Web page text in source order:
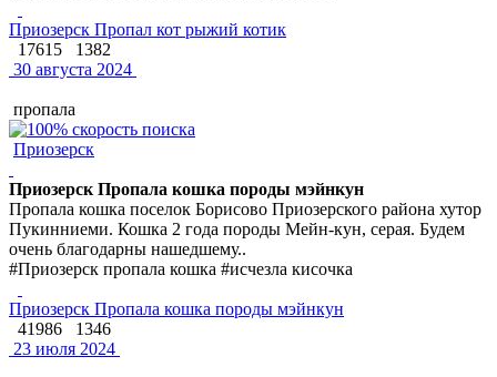
Приозерск Пропал кот рыжий котик
17615
1382
30 августа 2024
пропала
Приозерск
Приозерск Пропала кошка породы мэйнкун
Пропала кошка поселок Борисово Приозерского района хутор
Пукинниеми. Кошка 2 года породы Мейн-кун, серая. Будем
очень благодарны нашедшему..
#Приозерск пропала кошка #исчезла кисочка
Приозерск Пропала кошка породы мэйнкун
41986
1346
23 июля 2024